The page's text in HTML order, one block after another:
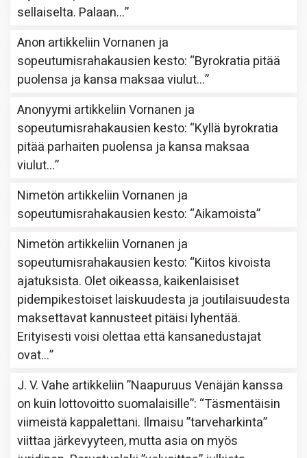
sellaiselta. Palaan…”
Anon artikkeliinVornanen ja
sopeutumisrahakausien kesto: “Byrokratia pitää
puolensa ja kansa maksaa viulut…”
Anonyymi artikkeliinVornanen ja
sopeutumisrahakausien kesto: “Kyllä byrokratia
pitää parhaiten puolensa ja kansa maksaa
viulut…”
Nimetön artikkeliinVornanen ja
sopeutumisrahakausien kesto: “Aikamoista”
Nimetön artikkeliinVornanen ja
sopeutumisrahakausien kesto: “Kiitos kivoista
ajatuksista. Olet oikeassa, kaikenlaisiset
pidempikestoiset laiskuudesta ja joutilaisuudesta
maksettavat kannusteet pitäisi lyhentää.
Erityisesti voisi olettaa että kansanedustajat
ovat…”
J. V. Vahe artikkeliin”Naapuruus Venäjän kanssa
on kuin lottovoitto suomalaisille”: “Täsmentäisin
viimeistä kappalettani. Ilmaisu ”tarveharkinta”
viittaa järkevyyteen, mutta asia on myös